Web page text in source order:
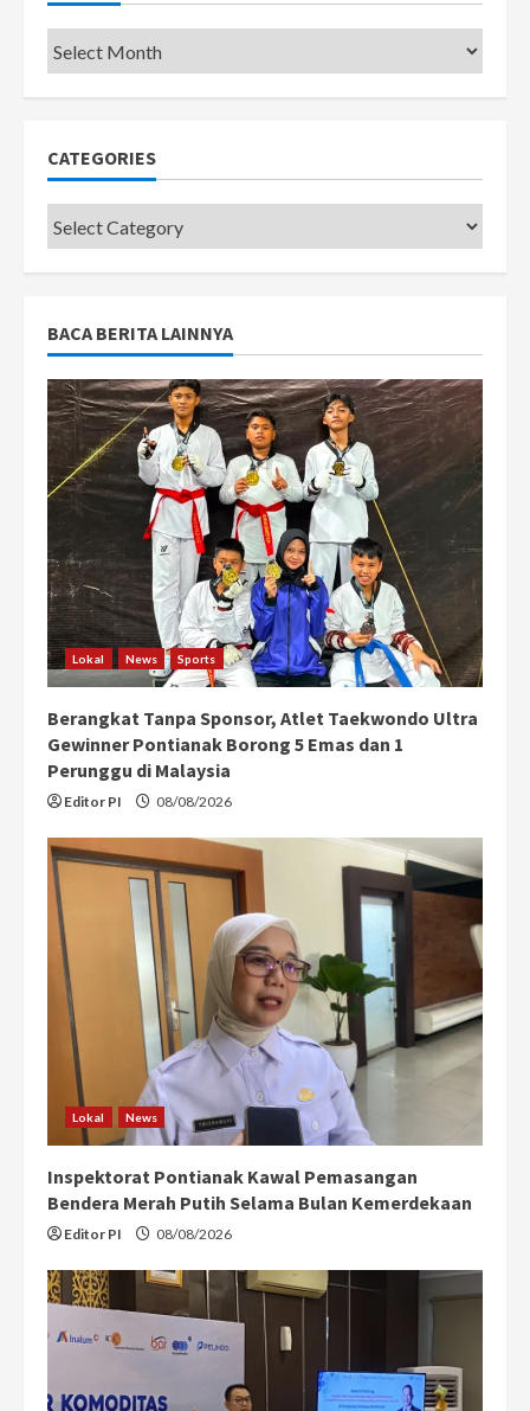
Pemkot
CATEGORIES
Categories
BACA BERITA LAINNYA
Lokal News Sports
Berangkat Tanpa Sponsor, Atlet Taekwondo Ultra
Gewinner Pontianak Borong 5 Emas dan 1
Perunggu di Malaysia
Editor PI 08/08/2026
Lokal News
Inspektorat Pontianak Kawal Pemasangan
Bendera Merah Putih Selama Bulan Kemerdekaan
Editor PI 08/08/2026